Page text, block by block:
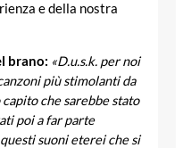
e della nostra
brano: «D.u.s.k. per noi
più stimolanti da
che sarebbe stato
poi a far parte
questi suoni eterei che si